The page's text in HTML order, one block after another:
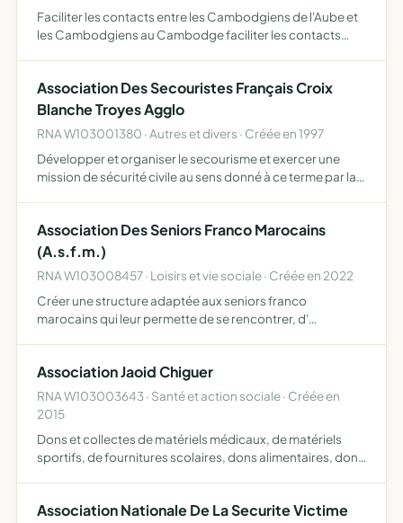
Faciliter les contacts entre les Cambodgiens de l'Aube et
les Cambodgiens au Cambodge faciliter les contacts
Association Des Secouristes Français Croix
Blanche Troyes Agglo
RNA W103001380 · Autres et divers · Créée en 1997
Développer et organiser le secourisme et exercer une
mission de sécurité civile au sens donné à ce terme par la
Départementa…
Association Des Seniors Franco Marocains
(A.s.f.m.)
RNA W103008457 · Loisirs et vie sociale · Créée en 2022
Créer une structure adaptée aux seniors franco
marocains qui leur permette de se rencontrer, d'
Association Jaoid Chiguer
RNA W103003643 · Santé et action sociale · Créée en
2015
Dons et collectes de matériels médicaux, de matériels
sportifs, de fournitures scolaires, dons alimentaires, dons
veni…
Association Nationale De La Securite Victime